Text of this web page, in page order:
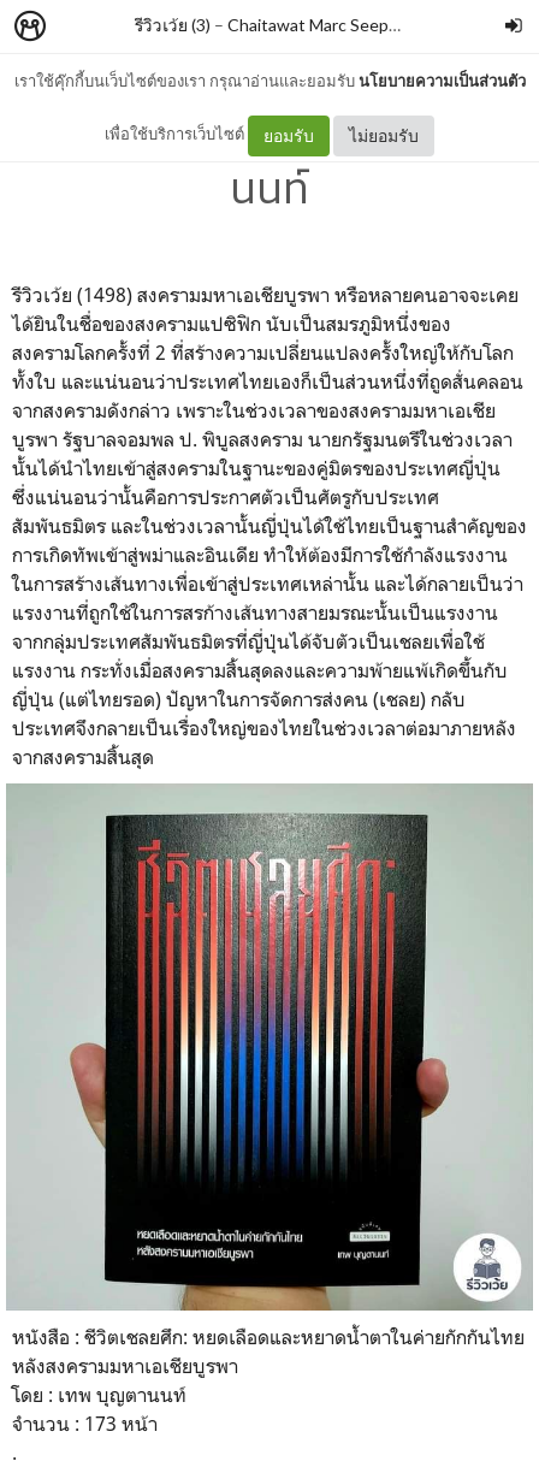
เราใช้คุ๊กกี้บนเว็บไซต์ของเรา กรุณาอ่านและยอมรับนโยบายความเป็นส่วนตัว
เพื่อใช้บริการเว็บไซต์ ยอมรับ ไม่ยอมรับ
รีวิวเว้ย (3) – Chaitawat Marc Seephongsai
ชีวิตเชลยศึก By เทพ บุญตา
นนท์
รีวิวเว้ย (1498) สงครามมหาเอเชียบูรพา หรือหลายคนอาจจะเคย
ได้ยินในชื่อของสงครามแปซิฟิก นับเป็นสมรภูมิหนึ่งของ
สงครามโลกครั้งที่ 2 ที่สร้างความเปลี่ยนแปลงครั้งใหญ่ให้กับโลก
ทั้งใบ และแน่นอนว่าประเทศไทยเองก็เป็นส่วนหนึ่งที่ถูดสั่นคลอน
จากสงครามดังกล่าว เพราะในช่วงเวลาของสงครามมหาเอเชีย
บูรพา รัฐบาลจอมพล ป. พิบูลสงคราม นายกรัฐมนตรีในช่วงเวลา
นั้นได้นำไทยเข้าสู่สงครามในฐานะของคู่มิตรของประเทศญี่ปุ่น
ซึ่งแน่นอนว่านั้นคือการประกาศตัวเป็นศัตรูกับประเทศ
สัมพันธมิตร และในช่วงเวลานั้นญี่ปุ่นได้ใช้ไทยเป็นฐานสำคัญของ
การเกิดทัพเข้าสู่พม่าและอินเดีย ทำให้ต้องมีการใช้กำลังแรงงาน
ในการสร้างเส้นทางเพื่อเข้าสู่ประเทศเหล่านั้น และได้กลายเป็นว่า
แรงงานที่ถูกใช้ในการสรก้างเส้นทางสายมรณะนั้นเป็นแรงงาน
จากกลุ่มประเทศสัมพันธมิตรที่ญี่ปุ่นได้จับตัวเป็นเชลยเพื่อใช้
แรงงาน กระทั่งเมื่อสงครามสิ้นสุดลงและความพ้ายแพ้เกิดขึ้นกับ
ญี่ปุ่น (แต่ไทยรอด) ปัญหาในการจัดการส่งคน (เชลย) กลับ
ประเทศจึงกลายเป็นเรื่องใหญ่ของไทยในช่วงเวลาต่อมาภายหลัง
จากสงครามสิ้นสุด
หนังสือ : ชีวิตเชลยศึก: หยดเลือดและหยาดน้ำตาในค่ายกักกันไทย
หลังสงครามมหาเอเชียบูรพา
โดย : เทพ บุญตานนท์
จำนวน : 173 หน้า
.